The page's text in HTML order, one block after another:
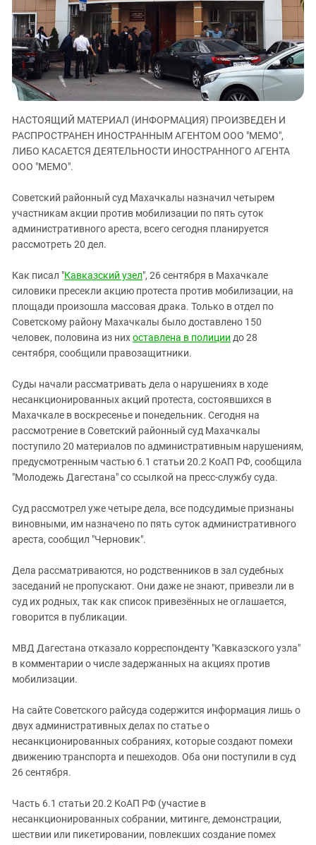
ЗАСТАВЛЯЕТ
КАВКАЗ ЗА ПАЛЕСТИНУ
ИНАКОМЫСЛИЕ В ЧЕЧНЕ
ПРЕСЛЕДОВАНИЕ АКТИВИСТОВ
МОБИЛИЗАЦИЯ И ПРОТЕСТЫ
Дагестан
Ингушетия
Кабардино-Балкария
Калмыкия
Карачаево-Черкесия
Краснодарский край
Российская Федерация
Северная Осетия - Алания
СКФО
Ставропольский край
Чечня
Южная Осетия
Южный Кавказ
ЮФО
НАСТОЯЩИЙ МАТЕРИАЛ (ИНФОРМАЦИЯ) ПРОИЗВЕДЕН И
РАСПРОСТРАНЕН ИНОСТРАННЫМ АГЕНТОМ ООО "МЕМО",
ЛИБО КАСАЕТСЯ ДЕЯТЕЛЬНОСТИ ИНОСТРАННОГО АГЕНТА
ООО "МЕМО".
Советский районный суд Махачкалы назначил четырем
участникам акции против мобилизации по пять суток
административного ареста, всего сегодня планируется
рассмотреть 20 дел.
Как писал "Кавказский узел", 26 сентября в Махачкале
силовики пресекли акцию протеста против мобилизации, на
площади произошла массовая драка. Только в отдел по
Советскому району Махачкалы было доставлено 150
человек, половина из нихоставлена в полиции до 28
сентября, сообщили правозащитники.
Суды начали рассматривать дела о нарушениях в ходе
несанкционированных акций протеста, состоявшихся в
Махачкале в воскресенье и понедельник. Сегодня на
рассмотрение в Советский районный суд Махачкалы
поступило 20 материалов по административным нарушениям,
предусмотренным частью 6.1 статьи 20.2 КоАП РФ, сообщила
"Молодежь Дагестана" со ссылкой на пресс-службу суда.
Суд рассмотрел ужечетыре дела, все подсудимые признаны
виновными, им назначено по пять суток административного
ареста, сообщил "Черновик".
Дела рассматриваются, но родственников в зал судебных
заседаний не пропускают. Они даже не знают, привезли ли в
суд их родных, так как список привезённых не оглашается,
говорится в публикации.
МВД Дагестана отказало корреспонденту "Кавказского узла"
в комментарии о числе задержанных на акциях против
мобилизации.
На сайте Советского райсуда содержится информация лишь о
двух административных делах по статье о
несанкционированных собраниях, которые создают помехи
движению транспорта и пешеходов. Оба они поступили в суд
26 сентября.
Часть 6.1 статьи 20.2 КоАП РФ (участие в
несанкционированных собрании, митинге, демонстрации,
шествии или пикетировании, повлекших создание помех